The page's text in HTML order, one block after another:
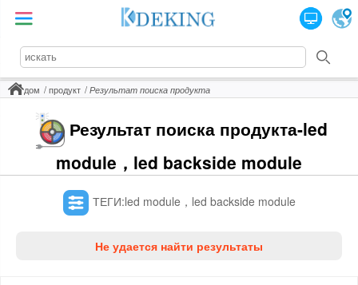
дом продукт Результат поиска продукта
Результат поиска продукта-led
module，led backside module
ТЕГИ:led module，led backside module
Не удается найти результаты